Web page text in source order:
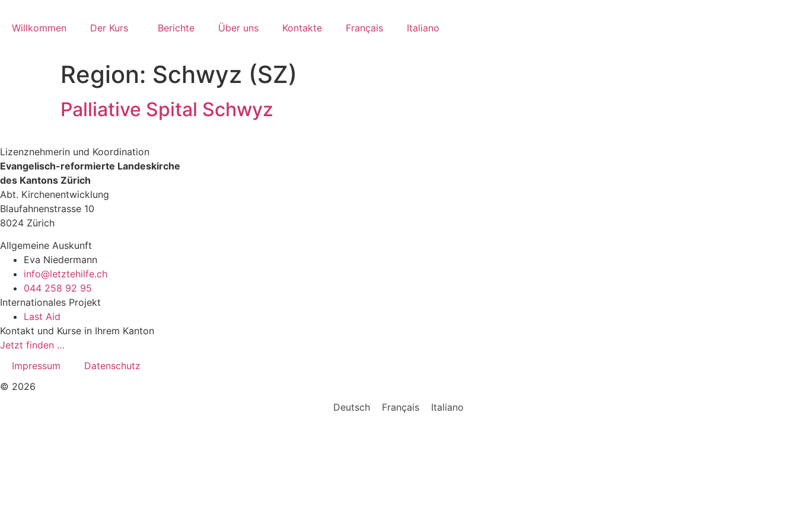
springen
Willkommen Der Kurs Berichte Über uns Kontakte Français Italiano
Region: Schwyz (SZ)
Palliative Spital Schwyz
Lizenznehmerin und Koordination
Evangelisch-reformierte Landeskirche
des Kantons Zürich
Abt. Kirchenentwicklung
Blaufahnenstrasse 10
8024 Zürich
Allgemeine Auskunft
Eva Niedermann
info@letztehilfe.ch
044 258 92 95
Internationales Projekt
Last Aid
Kontakt und Kurse in Ihrem Kanton
Jetzt finden …
Impressum
Datenschutz
© 2026
Deutsch
Français Italiano